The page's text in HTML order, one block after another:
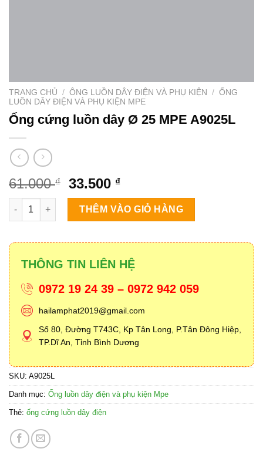
TRANG CHỦ / ÔNG LUỒN DÂY ĐIỆN VÀ PHỤ KIỆN / ỐNG
LUỒN DÂY ĐIỆN VÀ PHỤ KIỆN MPE
Ống cứng luồn dây Ø 25 MPE A9025L
61.000₫
Giá
gốc
là:
61.000 ₫.
33.500 ₫Giá
hiện
tại
là:
33.500 ₫.
Ống cứng luồn dây Ø 25 MPE A9025L số lượng
THÊM VÀO GIỎ HÀNG
THÔNG TIN LIÊN HỆ
0972 19 24 39 – 0972 942 059
hailamphat2019@gmail.com
Số 80, Đường T743C, Kp Tân Long, P.Tân Đông Hiệp,
TP.Dĩ An, Tỉnh Bình Dương
SKU: A9025L
Danh mục: Ống luồn dây điện và phụ kiện Mpe
Thẻ: ống cứng luồn dây điện